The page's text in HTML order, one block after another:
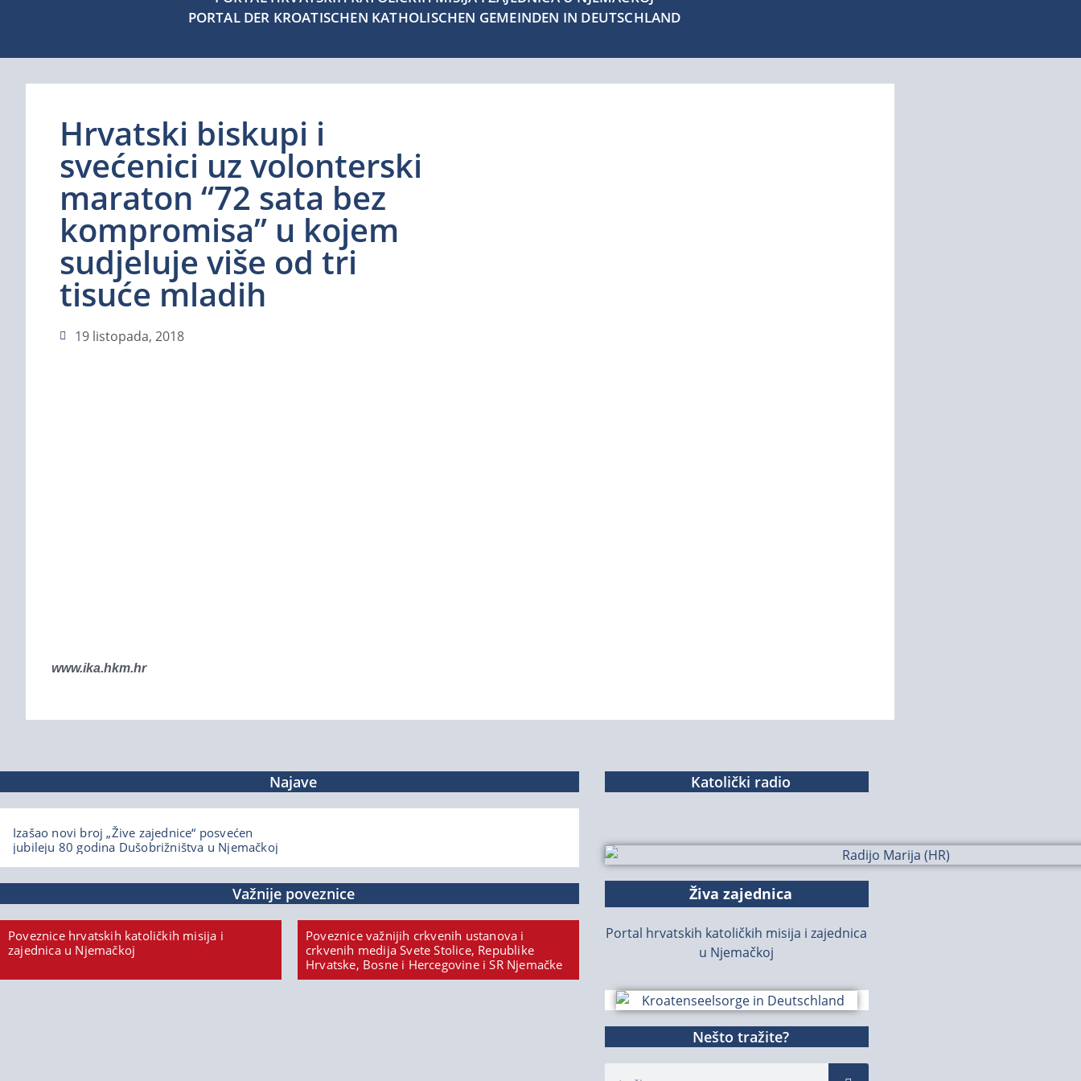
PORTAL DER KROATISCHEN KATHOLISCHEN GEMEINDEN IN DEUTSCHLAND
Hrvatski biskupi i
svećenici uz volonterski
maraton “72 sata bez
kompromisa” u kojem
sudjeluje više od tri
tisuće mladih
19 listopada, 2018
www.ika.hkm.hr
Najave
Izašao novi broj „Žive zajednice“ posvećen
jubileju 80 godina Dušobrižništva u Njemačkoj
Važnije poveznice
Poveznice hrvatskih katoličkih misija i
zajednica u Njemačkoj
Poveznice važnijih crkvenih ustanova i
crkvenih medija Svete Stolice, Republike
Hrvatske, Bosne i Hercegovine i SR Njemačke
Katolički radio
Živa zajednica
Portal hrvatskih katoličkih misija i zajednica
u Njemačkoj
Nešto tražite?